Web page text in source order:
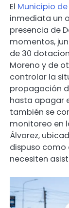
El Municipio
inmediata un
presencia de
momentos,
de 30
Moreno y de
controlar la
propagación
hasta apagar
también se
monitoreo en
Álvarez,
dispuso como
necesiten